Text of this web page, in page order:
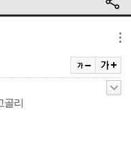
골리